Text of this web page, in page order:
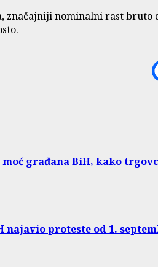
značajniji nominalni rast
građana BiH, kako
proteste od 1.